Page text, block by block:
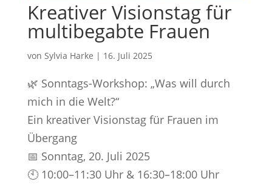
Kreativer Visionstag für
multibegabte Frauen
von Sylvia Harke | 16. Juli 2025
🌿 Sonntags-Workshop: „Was will durch
mich in die Welt?“
Ein kreativer Visionstag für Frauen im
Übergang
📅 Sonntag, 20. Juli 2025
🕙 10:00–11:30 Uhr & 16:30–18:00 Uhr